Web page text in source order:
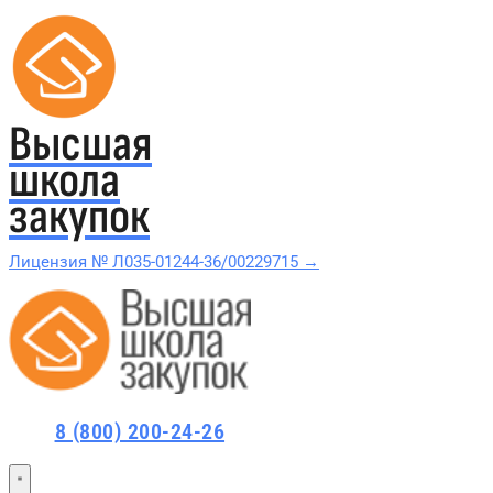
Высшая
школа
закупок
Лицензия № Л035-01244-36/00229715 →
Проверить в реестре Рособрнадзора →
Курсы по 44-ФЗ
8 (800) 200-24-26